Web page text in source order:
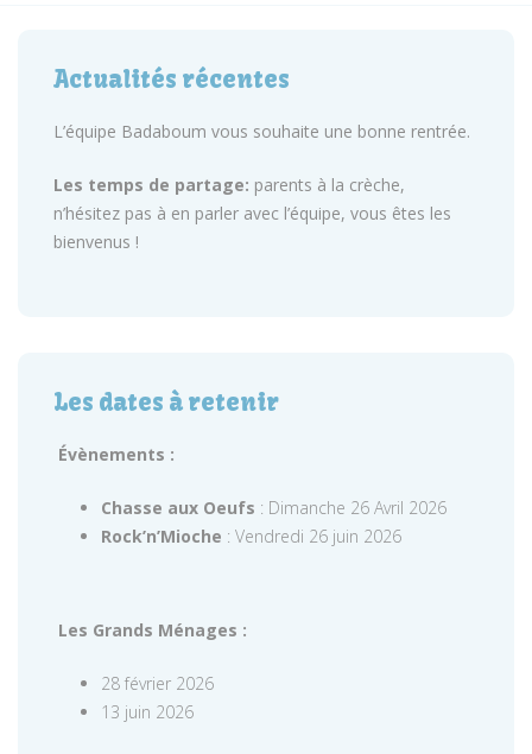
Actualités récentes
L’équipe Badaboum vous souhaite une bonne rentrée.
Les temps de partage: parents à la crèche,
n’hésitez pas à en parler avec l’équipe, vous êtes les
bienvenus !
Les dates à retenir
Évènements :
Chasse aux Oeufs : Dimanche 26 Avril 2026
Rock’n’Mioche : Vendredi 26 juin 2026
Les Grands Ménages :
28 février 2026
13 juin 2026